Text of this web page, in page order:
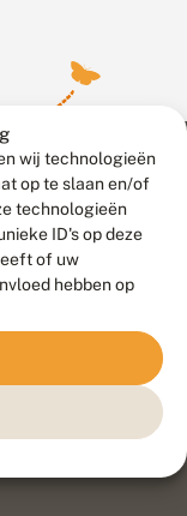
wij technologieën
op te slaan en/of
technologieën
ID's op deze
of uw
hebben op
, ontworpen door